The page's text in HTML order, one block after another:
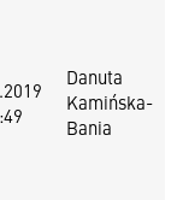
Danuta
Kamińska-
Bania